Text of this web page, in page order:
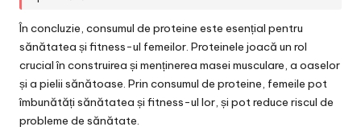
În concluzie, consumul de proteine este esențial pentru
sănătatea și fitness-ul femeilor. Proteinele joacă un rol
crucial în construirea și menținerea masei musculare, a oaselor
și a pielii sănătoase. Prin consumul de proteine, femeile pot
îmbunătăți sănătatea și fitness-ul lor, și pot reduce riscul de
probleme de sănătate.